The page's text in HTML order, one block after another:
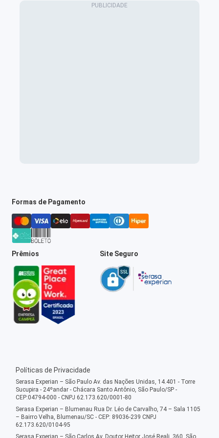
Formas de Pagamento
Prêmios Site Seguro
Políticas de Privacidade
Serasa Experian – São Paulo Av. das Nações Unidas, 14.401 - Torre
Sucupira - 24ºandar - Chácara Santo Antônio, São Paulo/SP -
CEP:04794-000 - CNPJ 62.173.620/0001-80
Serasa Experian – Blumenau Rua Dr. Léo de Carvalho, 74 – Sala 1105
– Bairro Velha, Blumenau/SC - CEP: 89036-239 CNPJ
62.173.620/0104-95
Serasa Experian – São Carlos Av. Doutor Heitor José Reali, 360, São